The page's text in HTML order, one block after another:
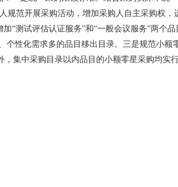
规范开展采购活动，增加采购人自主采购权，
“测试评估认证服务”和“一般会议服务”两个品
个性化需求多的品目移出目录。三是规范小额
集中采购目录以内品目的小额零星采购均实